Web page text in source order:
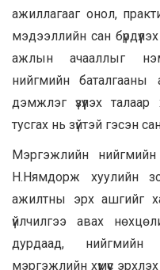
ажиллагааг онол,
мэдээллийн сан
ажлын ачааллыг
нийгмийн баталгааны
дэмжлэг үзүүлэх
тусгах нь зүйтэй гэсэн
Мэргэжлийн
Н.Нямдорж хуулийн
ажилтны эрх ашгийг
үйлчилгээ авах
дурдаад, нийгмийн
мэргэжлийн хүмүүс